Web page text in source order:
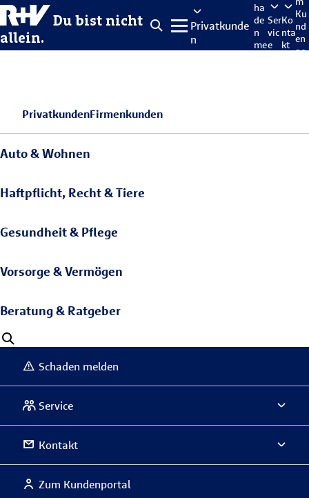
Du bist nicht
allein.
Privatkunde
n
ha
de
n
me
Ser
vic
e
Ko
nta
kt
Ku
nd
en
po
PrivatkundenFirmenkunden
Auto & Wohnen
Haftpflicht, Recht & Tiere
Gesundheit & Pflege
Vorsorge & Vermögen
Beratung & Ratgeber
Schaden melden
Service
Kontakt
Zum Kundenportal